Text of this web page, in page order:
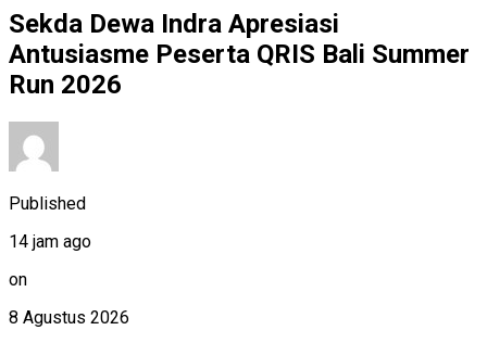
Sekda Dewa Indra Apresiasi
Antusiasme Peserta QRIS Bali Summer
Run 2026
Published
14 jam ago
on
8 Agustus 2026